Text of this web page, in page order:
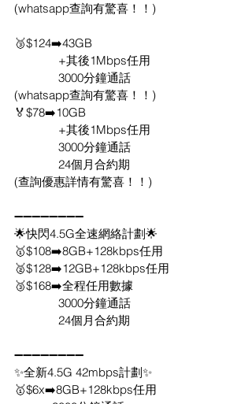
(whatsapp查詢有驚喜！！)
🥉$124➡️43GB
              +其後1Mbps任用
              3000分鐘通話
(whatsapp查詢有驚喜！！)
🏅$78➡️10GB
              +其後1Mbps任用
              3000分鐘通話
              24個月合約期
(查詢優惠詳情有驚喜！！)
➖➖➖➖➖➖➖➖
🌟快閃4.5G全速網絡計劃🌟
🥇$108➡️8GB+128kbps任用
🥈$128➡️12GB+128kbps任用
🥉$168➡️全程任用數據
              3000分鐘通話
              24個月合約期
➖➖➖➖➖➖➖➖
✨全新4.5G 42mbps計劃✨
🥇$6x➡️8GB+128kbps任用